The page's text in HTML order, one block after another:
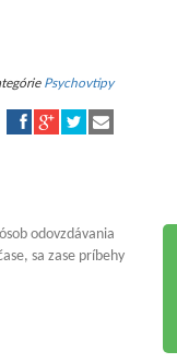
Psychovtipy
odovzdávania
sa zase príbehy